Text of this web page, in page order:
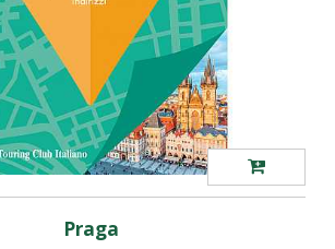
Praga